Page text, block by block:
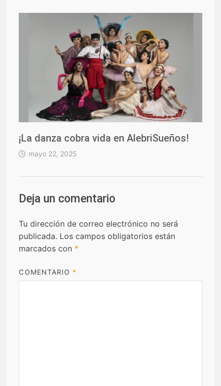
¡La danza cobra vida en AlebriSueños!
mayo 22, 2025
Deja un comentario
Tu dirección de correo electrónico no será
publicada. Los campos obligatorios están
marcados con *
COMENTARIO *